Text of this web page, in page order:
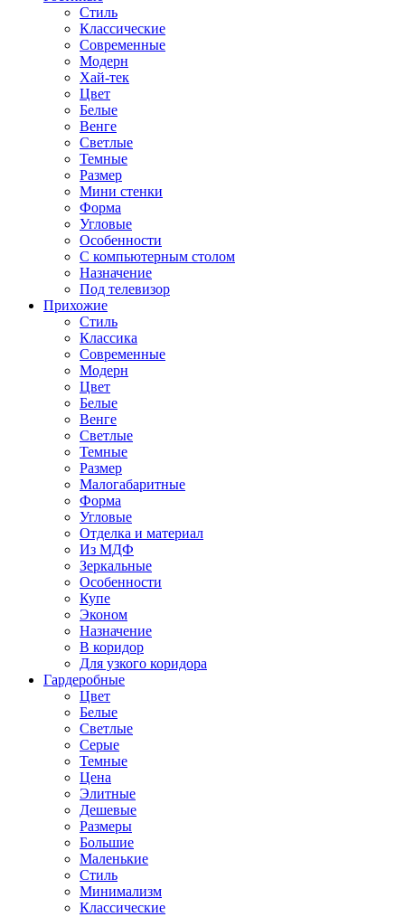
Стиль
Классические
Современные
Модерн
Хай-тек
Цвет
Белые
Венге
Светлые
Темные
Размер
Мини стенки
Форма
Угловые
Особенности
С компьютерным столом
Назначение
Под телевизор
Прихожие
Стиль
Классика
Современные
Модерн
Цвет
Белые
Венге
Светлые
Темные
Размер
Малогабаритные
Форма
Угловые
Отделка и материал
Из МДФ
Зеркальные
Особенности
Купе
Эконом
Назначение
В коридор
Для узкого коридора
Гардеробные
Цвет
Белые
Светлые
Серые
Темные
Цена
Элитные
Дешевые
Размеры
Большие
Маленькие
Стиль
Минимализм
Классические